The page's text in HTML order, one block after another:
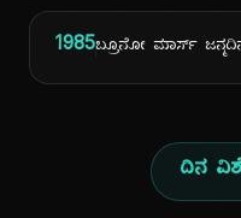
1985ಬ್ರೂನೋ ಮಾರ್ಸ್
ದಿನ